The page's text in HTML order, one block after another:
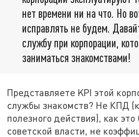
нет времени ни на что. Но
исправлять не будем.
службу при корпорации,
заниматься знакомствами!
Представляете KPI этой
службы знакомств? Не КПД
полезного действия), как
советской власти, не